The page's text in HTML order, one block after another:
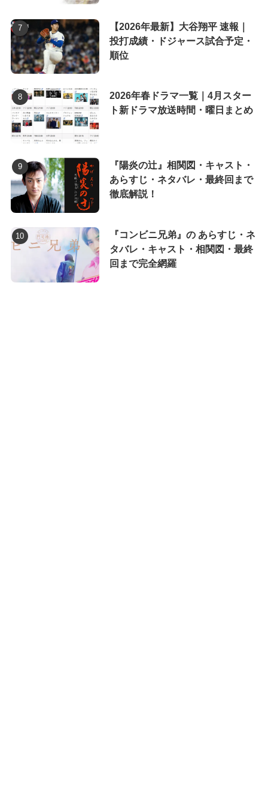
【2026年最新】大谷翔平 速報｜
投打成績・ドジャース試合予定・
順位
2026年春ドラマ一覧｜4月スター
ト新ドラマ放送時間・曜日まとめ
『陽炎の辻』相関図・キャスト・
あらすじ・ネタバレ・最終回まで
徹底解説！
『コンビニ兄弟』の あらすじ・ネ
タバレ・キャスト・相関図・最終
回まで完全網羅